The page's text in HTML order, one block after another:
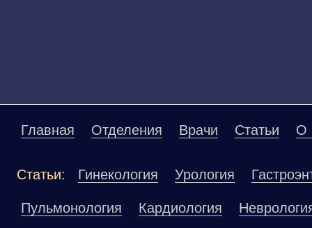
Главная Отделения Врачи Статьи О
Статьи: Гинекология Урология
Пульмонология Кардиология